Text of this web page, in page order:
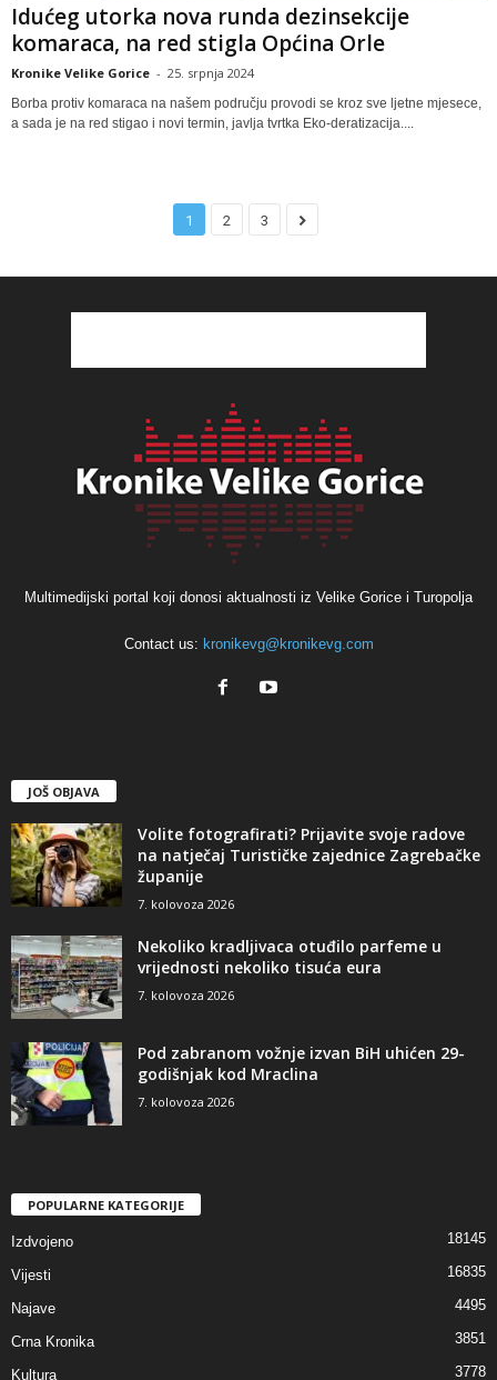
Idućeg utorka nova runda dezinsekcije
komaraca, na red stigla Općina Orle
Kronike Velike Gorice - 25. srpnja 2024
Borba protiv komaraca na našem području provodi se kroz sve ljetne mjesece,
a sada je na red stigao i novi termin, javlja tvrtka Eko-deratizacija....
1 2 3
Multimedijski portal koji donosi aktualnosti iz Velike Gorice i Turopolja
Contact us: kronikevg@kronikevg.com
JOŠ OBJAVA
Volite fotografirati? Prijavite svoje radove
na natječaj Turističke zajednice Zagrebačke
županije
7. kolovoza 2026
Nekoliko kradljivaca otuđilo parfeme u
vrijednosti nekoliko tisuća eura
7. kolovoza 2026
Pod zabranom vožnje izvan BiH uhićen 29-
godišnjak kod Mraclina
7. kolovoza 2026
POPULARNE KATEGORIJE
Izdvojeno 18145
Vijesti 16835
Najave 4495
Crna Kronika 3851
Kultura 3778